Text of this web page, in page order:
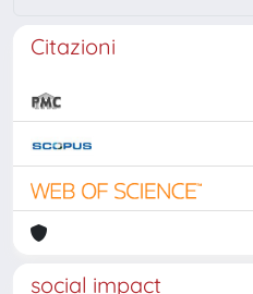
Citazioni
social impact